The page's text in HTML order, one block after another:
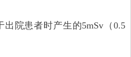
院患者时产生的5mSv（0.5